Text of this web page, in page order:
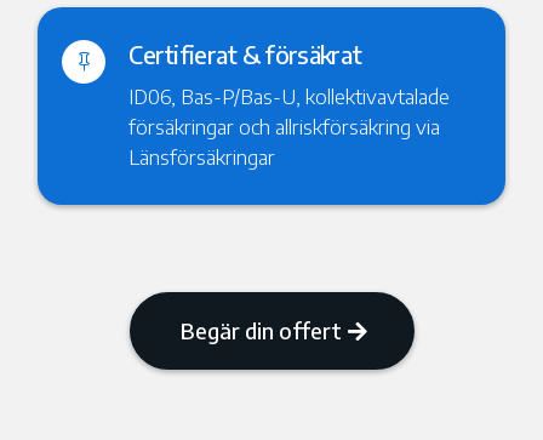
 Certifierat & försäkrat
ID06, Bas-P/Bas-U, kollektivavtalade
försäkringar och allriskförsäkring via
Länsförsäkringar
Begär din offert